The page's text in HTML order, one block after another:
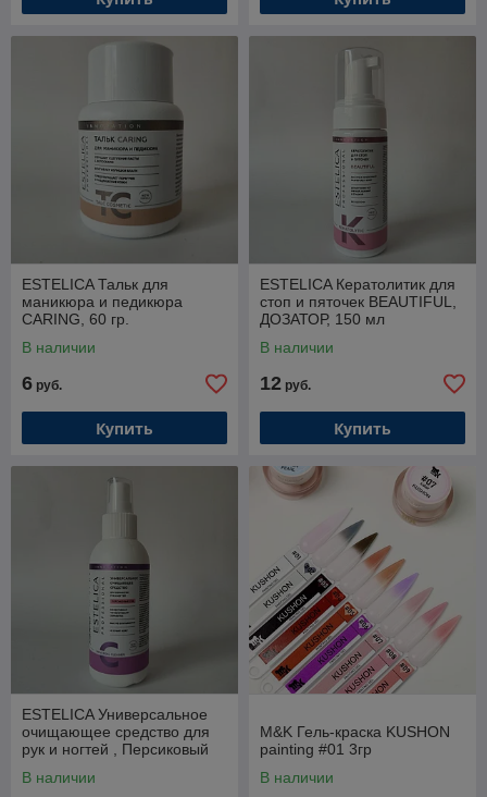
ESTELICA Тальк для
маникюра и педикюра
CARING, 60 гр.
В наличии
6 руб.
Купить
ESTELICA Кератолитик для
стоп и пяточек BEAUTIFUL,
ДОЗАТОР, 150 мл
В наличии
12 руб.
Купить
ESTELICA Универсальное
очищающее средство для
рук и ногтей , Персиковый
В наличии
M&K Гель-краска KUSHON
painting #01 3гр
В наличии